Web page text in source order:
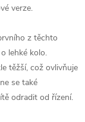
verze.
z těchto
lehké kolo.
těžší, což ovlivňuje
se také
odradit od řízení.